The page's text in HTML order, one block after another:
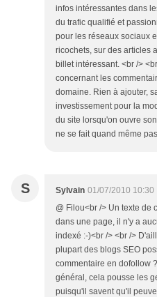
infos intéressantes dans
du trafic qualifié et
pour les réseaux sociaux
ricochets, sur des articles
billet intéressant. <br />
concernant les
domaine. Rien à ajouter,
investissement pour la
du site lorsqu'on ouvre
ne se fait quand même
S Sylvain 01/07/2010 10:30
@ Filou<br /> Un texte de
dans une page, il n'y a
indexé :-)<br /> <br />
plupart des blogs SEO
commentaire en dofollow
général, cela pousse les
puisqu'il savent qu'il